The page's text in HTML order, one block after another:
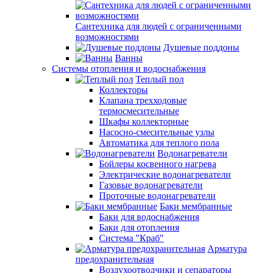
Сантехника для людей с ограниченными
возможностями
Душевые поддоны
Ванны
Системы отопления и водоснабжения
Теплый пол
Коллекторы
Клапана трехходовые
термосмесительные
Шкафы коллекторные
Насосно-смесительные узлы
Автоматика для теплого пола
Водонагреватели
Бойлеры косвенного нагрева
Электрические водонагреватели
Газовые водонагреватели
Проточные водонагреватели
Баки мембранные
Баки для водоснабжения
Баки для отопления
Система "Краб"
Арматура
предохранительная
Воздухоотводчики и сепараторы